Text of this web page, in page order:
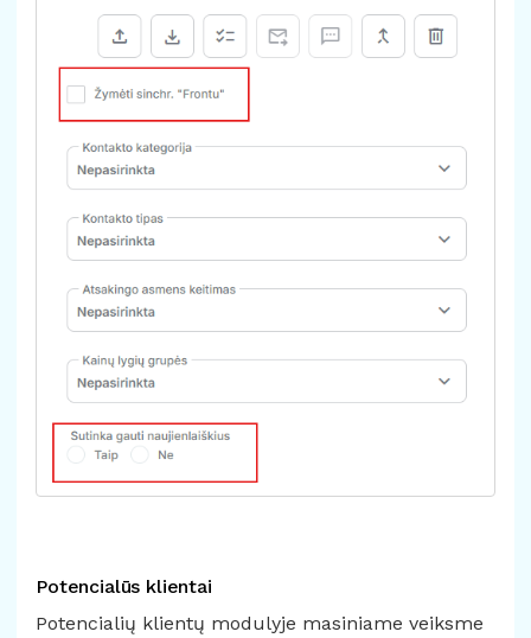
Potencialūs klientai
Potencialių klientų modulyje masiniame veiksme